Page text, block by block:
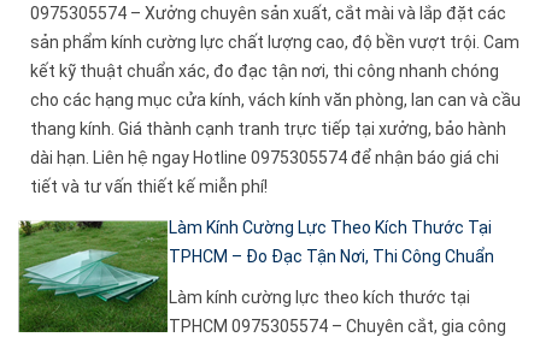
0975305574 – Xưởng chuyên sản xuất, cắt mài và lắp đặt các
sản phẩm kính cường lực chất lượng cao, độ bền vượt trội. Cam
kết kỹ thuật chuẩn xác, đo đạc tận nơi, thi công nhanh chóng
cho các hạng mục cửa kính, vách kính văn phòng, lan can và cầu
thang kính. Giá thành cạnh tranh trực tiếp tại xưởng, bảo hành
dài hạn. Liên hệ ngay Hotline 0975305574 để nhận báo giá chi
tiết và tư vấn thiết kế miễn phí!
Làm Kính Cường Lực Theo Kích Thước Tại
TPHCM – Đo Đạc Tận Nơi, Thi Công Chuẩn
Làm kính cường lực theo kích thước tại
TPHCM 0975305574 – Chuyên cắt, gia công